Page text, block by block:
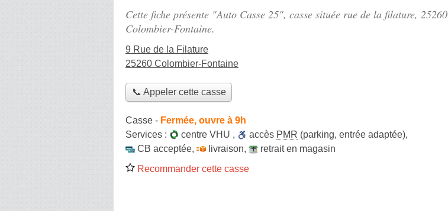
Cette fiche présente "Auto Casse 25", casse située rue de la filature, 25260
Colombier-Fontaine.
9 Rue de la Filature
25260 Colombier-Fontaine
📞 Appeler cette casse
Casse - Fermée, ouvre à 9h
Services :
centre VHU , accès PMR (parking, entrée adaptée),
CB acceptée, livraison,
retrait en magasin
Recommander cette casse